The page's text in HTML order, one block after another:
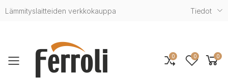
Lämmityslaitteiden verkkokauppa Tiedot
Toggle mobile menu
0 0 0